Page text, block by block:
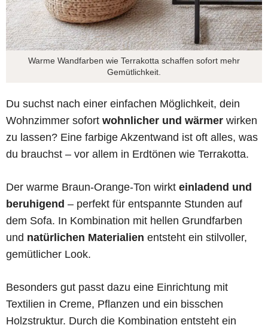
Warme Wandfarben wie Terrakotta schaffen sofort mehr
Gemütlichkeit.
Du suchst nach einer einfachen Möglichkeit, dein
Wohnzimmer sofort wohnlicher und wärmer wirken
zu lassen? Eine farbige Akzentwand ist oft alles, was
du brauchst – vor allem in Erdtönen wie Terrakotta.
Der warme Braun-Orange-Ton wirkt einladend und
beruhigend – perfekt für entspannte Stunden auf
dem Sofa. In Kombination mit hellen Grundfarben
und natürlichen Materialien entsteht ein stilvoller,
gemütlicher Look.
Besonders gut passt dazu eine Einrichtung mit
Textilien in Creme, Pflanzen und ein bisschen
Holzstruktur. Durch die Kombination entsteht ein